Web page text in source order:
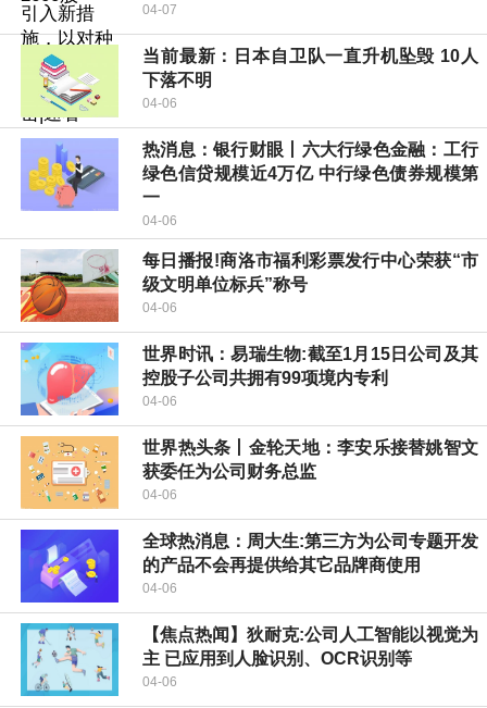
04-07
当前最新：日本自卫队一直升机坠毁 10人
下落不明
04-06
热消息：银行财眼丨六大行绿色金融：工行
绿色信贷规模近4万亿 中行绿色债券规模第
一
04-06
每日播报!商洛市福利彩票发行中心荣获“市
级文明单位标兵”称号
04-06
世界时讯：易瑞生物:截至1月15日公司及其
控股子公司共拥有99项境内专利
04-06
世界热头条丨金轮天地：李安乐接替姚智文
获委任为公司财务总监
04-06
全球热消息：周大生:第三方为公司专题开发
的产品不会再提供给其它品牌商使用
04-06
【焦点热闻】狄耐克:公司人工智能以视觉为
主 已应用到人脸识别、OCR识别等
04-06